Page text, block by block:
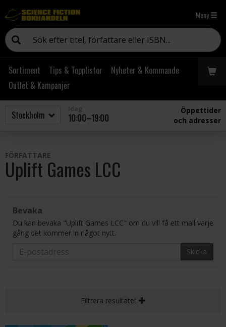
Meny
Sortiment Tips & Topplistor
Nyheter & Kommande
Outlet & Kampanjer
10:00–19:00
Öppettider
och adresser
FÖRFATTARE
Uplift Games LCC
Bevaka
Du kan bevaka "Uplift Games LCC" om du vill få ett mail varje
gång det kommer in något nytt.
Skicka
Filtrera resultatet